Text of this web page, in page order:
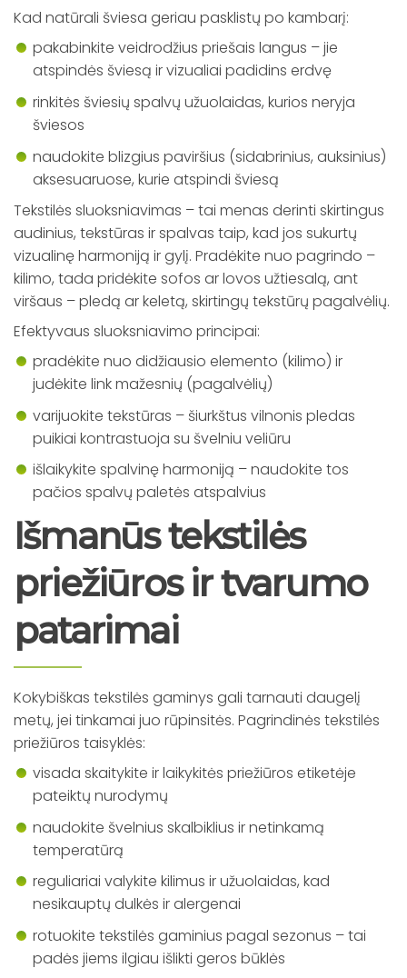
Kad natūrali šviesa geriau pasklistų po kambarį:
pakabinkite veidrodžius priešais langus – jie
atspindės šviesą ir vizualiai padidins erdvę
rinkitės šviesių spalvų užuolaidas, kurios neryja
šviesos
naudokite blizgius paviršius (sidabrinius, auksinius)
aksesuaruose, kurie atspindi šviesą
Tekstilės sluoksniavimas – tai menas derinti skirtingus
audinius, tekstūras ir spalvas taip, kad jos sukurtų
vizualinę harmoniją ir gylį. Pradėkite nuo pagrindo –
kilimo, tada pridėkite sofos ar lovos užtiesalą, ant
viršaus – pledą ar keletą, skirtingų tekstūrų pagalvėlių.
Efektyvaus sluoksniavimo principai:
pradėkite nuo didžiausio elemento (kilimo) ir
judėkite link mažesnių (pagalvėlių)
varijuokite tekstūras – šiurkštus vilnonis pledas
puikiai kontrastuoja su švelniu veliūru
išlaikykite spalvinę harmoniją – naudokite tos
pačios spalvų paletės atspalvius
Išmanūs tekstilės
priežiūros ir tvarumo
patarimai
Kokybiškas tekstilės gaminys gali tarnauti daugelį
metų, jei tinkamai juo rūpinsitės. Pagrindinės tekstilės
priežiūros taisyklės:
visada skaitykite ir laikykitės priežiūros etiketėje
pateiktų nurodymų
naudokite švelnius skalbiklius ir netinkamą
temperatūrą
reguliariai valykite kilimus ir užuolaidas, kad
nesikauptų dulkės ir alergenai
rotuokite tekstilės gaminius pagal sezonus – tai
padės jiems ilgiau išlikti geros būklės